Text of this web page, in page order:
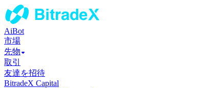
AiBot
市場
先物
取引
友達を招待
BitradeX Capital